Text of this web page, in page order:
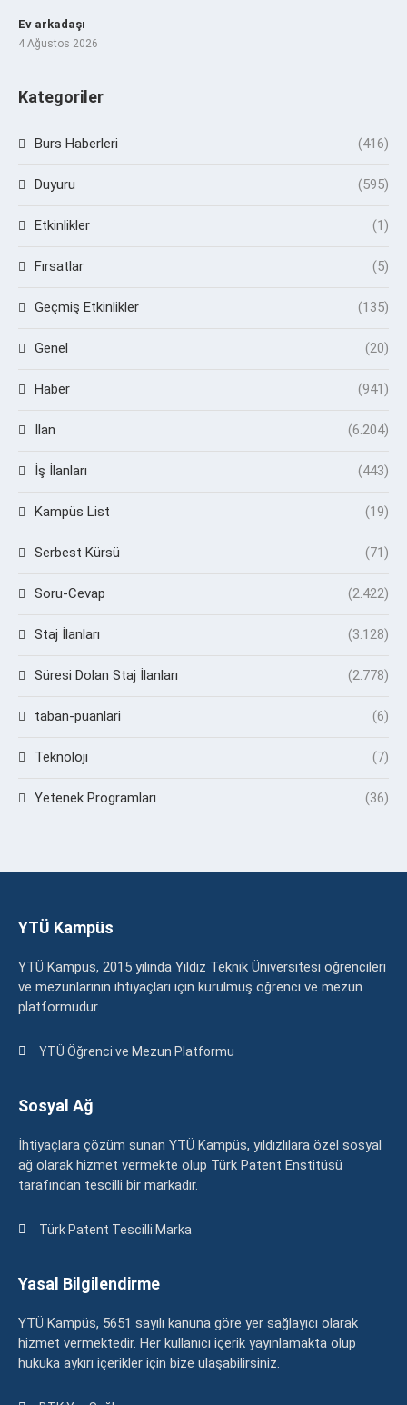
Ev arkadaşı
4 Ağustos 2026
Kategoriler
Burs Haberleri (416)
Duyuru (595)
Etkinlikler (1)
Fırsatlar (5)
Geçmiş Etkinlikler (135)
Genel (20)
Haber (941)
İlan (6.204)
İş İlanları (443)
Kampüs List (19)
Serbest Kürsü (71)
Soru-Cevap (2.422)
Staj İlanları (3.128)
Süresi Dolan Staj İlanları (2.778)
taban-puanlari (6)
Teknoloji (7)
Yetenek Programları (36)
YTÜ Kampüs
YTÜ Kampüs, 2015 yılında Yıldız Teknik Üniversitesi öğrencileri
ve mezunlarının ihtiyaçları için kurulmuş öğrenci ve mezun
platformudur.
YTÜ Öğrenci ve Mezun Platformu
Sosyal Ağ
İhtiyaçlara çözüm sunan YTÜ Kampüs, yıldızlılara özel sosyal
ağ olarak hizmet vermekte olup Türk Patent Enstitüsü
tarafından tescilli bir markadır.
Türk Patent Tescilli Marka
Yasal Bilgilendirme
YTÜ Kampüs, 5651 sayılı kanuna göre yer sağlayıcı olarak
hizmet vermektedir. Her kullanıcı içerik yayınlamakta olup
hukuka aykırı içerikler için bize ulaşabilirsiniz.